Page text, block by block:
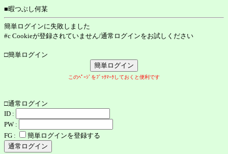
■暇つぶし何某
簡単ログインに失敗しました
#c Cookieが登録されていません/通常ログインをお試しください
□簡単ログイン
このﾍﾟｰｼﾞをﾌﾞｯｸﾏｰｸしておくと便利です
□通常ログイン
ID :
PW :
FG :
簡単ログインを登録する